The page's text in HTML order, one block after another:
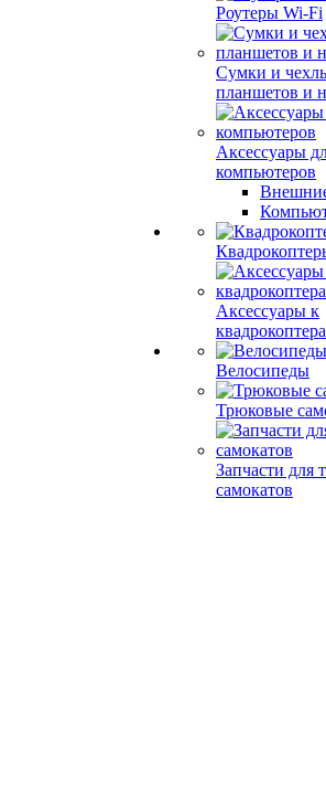
Роутеры Wi-Fi
Сумки и
планшетов и
Аксессуары
компьютеров
Аксессуары к
Велосипеды
Трюковые
Запчасти для
самокатов